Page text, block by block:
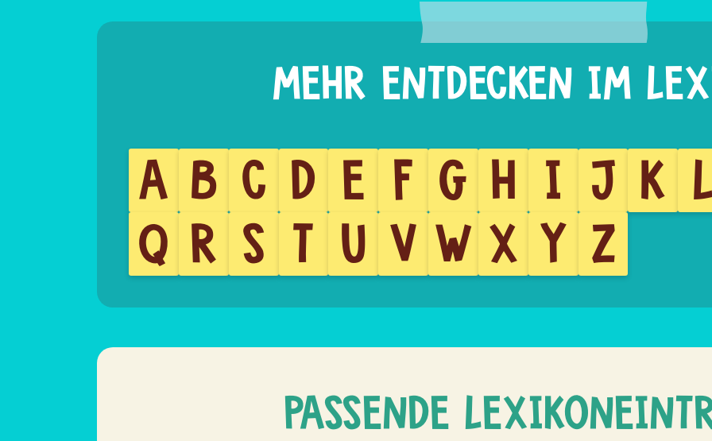
A B C D E F G H I J K
Q R S T U V W X Y Z
PASSENDE